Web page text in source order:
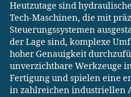
Heutzutage sind
Tech-Maschinen, die mit
Steuerungssystemen
der Lage sind, komplexe
hoher Genauigkeit
unverzichtbare Werkzeuge
Fertigung und spielen eine
in zahlreichen industriellen